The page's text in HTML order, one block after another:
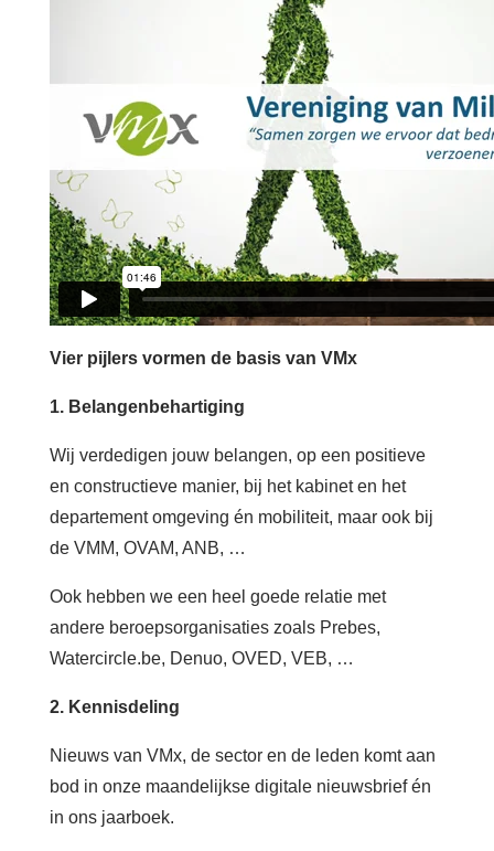
Vier pijlers vormen de basis van VMx
1. Belangenbehartiging
Wij verdedigen jouw belangen, op een positieve
en constructieve manier, bij het kabinet en het
departement omgeving én mobiliteit, maar ook bij
de VMM, OVAM, ANB, …
Ook hebben we een heel goede relatie met
andere beroepsorganisaties zoals Prebes,
Watercircle.be, Denuo, OVED, VEB, …
2. Kennisdeling
Nieuws van VMx, de sector en de leden komt aan
bod in onze maandelijkse digitale nieuwsbrief én
in ons jaarboek.